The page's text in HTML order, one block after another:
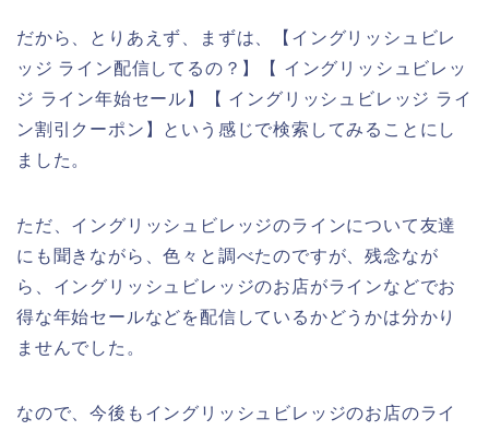
だから、とりあえず、まずは、【イングリッシュビレ
ッジ ライン配信してるの？】【 イングリッシュビレッ
ジ ライン年始セール】【 イングリッシュビレッジ ライ
ン割引クーポン】という感じで検索してみることにし
ました。
ただ、イングリッシュビレッジのラインについて友達
にも聞きながら、色々と調べたのですが、残念なが
ら、イングリッシュビレッジのお店がラインなどでお
得な年始セールなどを配信しているかどうかは分かり
ませんでした。
なので、今後もイングリッシュビレッジのお店のライ